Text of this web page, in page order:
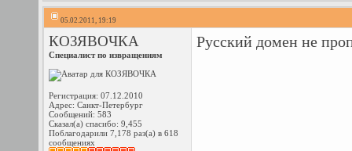
05.02.2011, 19:19
КОЗЯВОЧКА
Специалист по извращениям
Регистрация: 07.12.2010
Адрес: Санкт-Петербург
Сообщений: 583
Сказал(а) спасибо: 9,455
Поблагодарили 7,178 раз(а) в 618
сообщениях
Русский домен не